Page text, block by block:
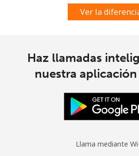
Ver la
Haz llamadas
nuestra
Llama mediante